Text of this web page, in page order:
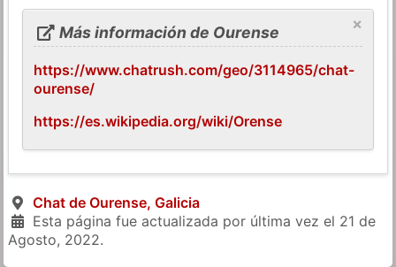
×
Más información de Ourense
https://www.chatrush.com/geo/3114965/chat-
ourense/
https://es.wikipedia.org/wiki/Orense
Chat de Ourense, Galicia
Esta página fue actualizada por última vez el 21 de
Agosto, 2022.